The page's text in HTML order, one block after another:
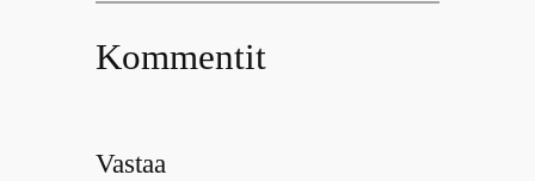
Kommentit
Vastaa